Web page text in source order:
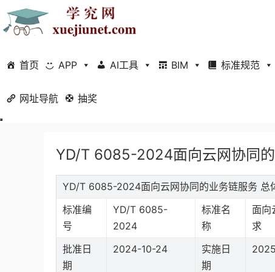
首页 APP AI工具 BIM 标准规范
网址导航 抽奖
当前位置：首页
YD/T 6085-2024面向云网协同
YD/T 6085-2024面向云网协同的业务链服务 总
标准编
号
YD/T 6085-
2024
标准名
称
面向
求
批准日
期
2024-10-24
实施日
期